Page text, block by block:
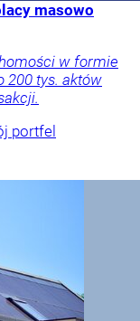
masowo
w formie
200 tys. aktów
portfel